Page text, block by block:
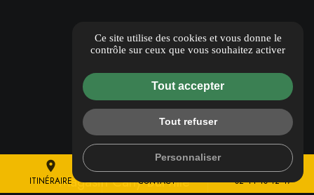
place
ITINÉRAIRE CONTACT 02 44 10 12 47
Magasin Cany-Barville
Ce site utilise des cookies et vous donne le
contrôle sur ceux que vous souhaitez activer
Tout accepter
Tout refuser
Personnaliser